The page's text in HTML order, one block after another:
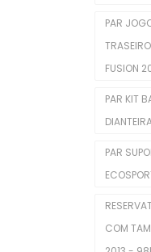
Velas
POLIA
PAR
FUSION
PAR KIT
PAR
COM